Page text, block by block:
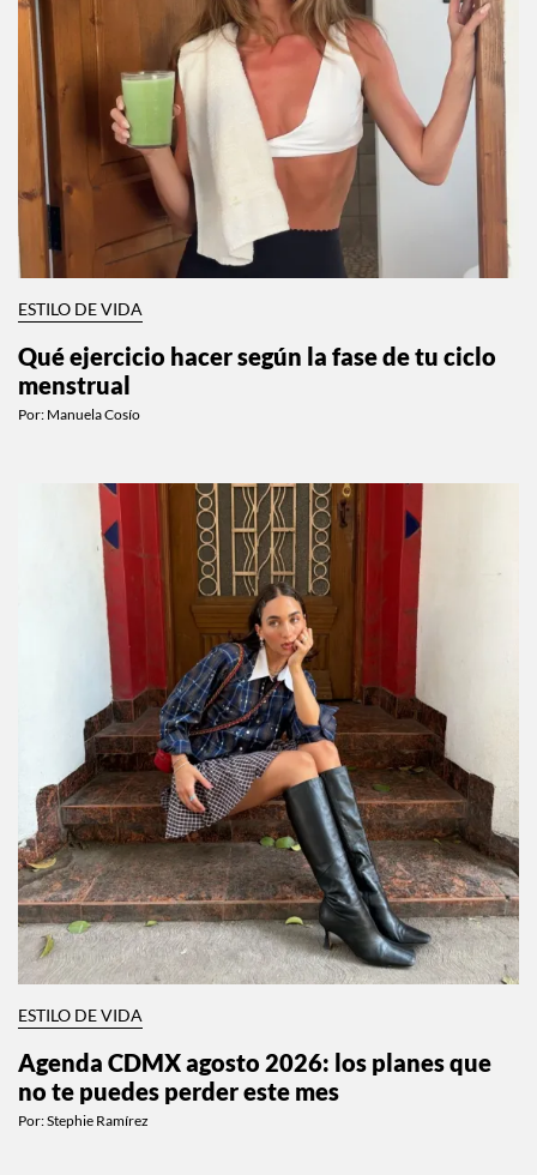
ESTILO DE VIDA
Qué ejercicio hacer según la fase de tu ciclo
menstrual
Por: Manuela Cosío
ESTILO DE VIDA
Agenda CDMX agosto 2026: los planes que
no te puedes perder este mes
Por:Stephie Ramírez